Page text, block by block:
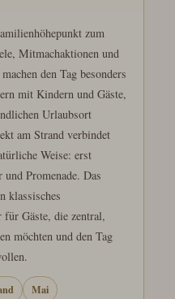
zum
Mitmachaktionen und
den Tag besonders
mit Kindern und Gäste,
Urlaubsort
am Strand verbindet
Weise: erst
und Promenade. Das
klassisches
Gäste, die zentral,
möchten und den Tag
Mai